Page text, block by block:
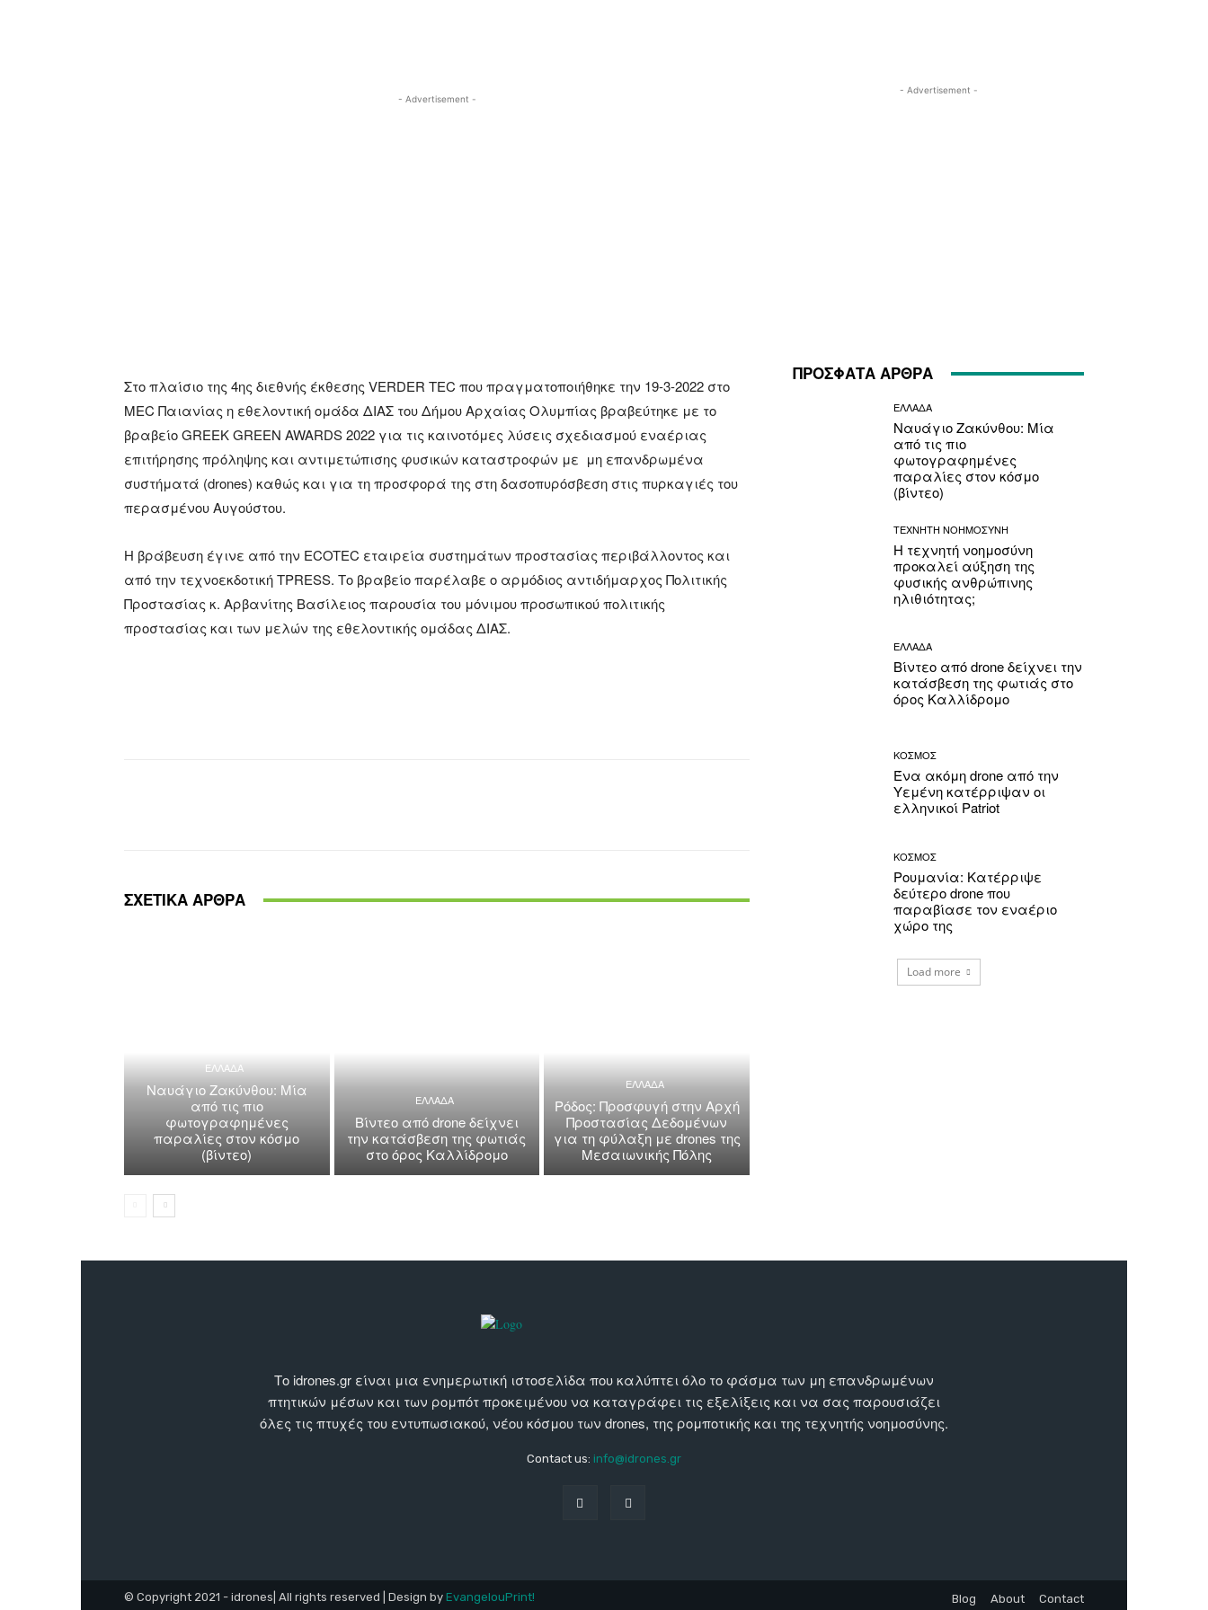
- Advertisement -
Στο πλαίσιο της 4ης διεθνής έκθεσης VERDER TEC που πραγματοποιήθηκε την 19-3-2022 στο
MEC Παιανίας η εθελοντική ομάδα ΔΙΑΣ του Δήμου Αρχαίας Ολυμπίας βραβεύτηκε με το
βραβείο GREEK GREEN AWARDS 2022 για τις καινοτόμες λύσεις σχεδιασμού εναέριας
επιτήρησης πρόληψης και αντιμετώπισης φυσικών καταστροφών με μη επανδρωμένα
συστήματά (drones) καθώς και για τη προσφορά της στη δασοπυρόσβεση στις πυρκαγιές του
περασμένου Αυγούστου.
Η βράβευση έγινε από την ECOTEC εταιρεία συστημάτων προστασίας περιβάλλοντος και
από την τεχνοεκδοτική TPRESS. Το βραβείο παρέλαβε ο αρμόδιος αντιδήμαρχος Πολιτικής
Προστασίας κ. Αρβανίτης Βασίλειος παρουσία του μόνιμου προσωπικού πολιτικής
προστασίας και των μελών της εθελοντικής ομάδας ΔΙΑΣ.
ΣΧΕΤΙΚΑ ΑΡΘΡΑ
ΕΛΛΑΔΑ
Ναυάγιο Ζακύνθου: Μία
από τις πιο
φωτογραφημένες
παραλίες στον κόσμο
(βίντεο)
ΕΛΛΑΔΑ
Βίντεο από drone δείχνει
την κατάσβεση της φωτιάς
στο όρος Καλλίδρομο
ΕΛΛΑΔΑ
Ρόδος: Προσφυγή στην Αρχή
Προστασίας Δεδομένων
για τη φύλαξη με drones της
Μεσαιωνικής Πόλης
- Advertisement -
ΠΡΟΣΦΑΤΑ ΑΡΘΡΑ
ΕΛΛΑΔΑ
Ναυάγιο Ζακύνθου: Μία
από τις πιο
φωτογραφημένες
παραλίες στον κόσμο
(βίντεο)
ΤΕΧΝΗΤΗ ΝΟΗΜΟΣΥΝΗ
Η τεχνητή νοημοσύνη
προκαλεί αύξηση της
φυσικής ανθρώπινης
ηλιθιότητας;
ΕΛΛΑΔΑ
Βίντεο από drone δείχνει την
κατάσβεση της φωτιάς στο
όρος Καλλίδρομο
ΚΟΣΜΟΣ
Ένα ακόμη drone από την
Υεμένη κατέρριψαν οι
ελληνικοί Patriot
ΚΟΣΜΟΣ
Ρουμανία: Κατέρριψε
δεύτερο drone που
παραβίασε τον εναέριο
χώρο της
Load more
Το idrones.gr είναι μια ενημερωτική ιστοσελίδα που καλύπτει όλο το φάσμα των μη επανδρωμένων
πτητικών μέσων και των ρομπότ προκειμένου να καταγράφει τις εξελίξεις και να σας παρουσιάζει
όλες τις πτυχές του εντυπωσιακού, νέου κόσμου των drones, της ρομποτικής και της τεχνητής νοημοσύνης.
Contact us: info@idrones.gr
© Copyright 2021 - idrones| All rights reserved | Design by EvangelouPrint! Blog About Contact